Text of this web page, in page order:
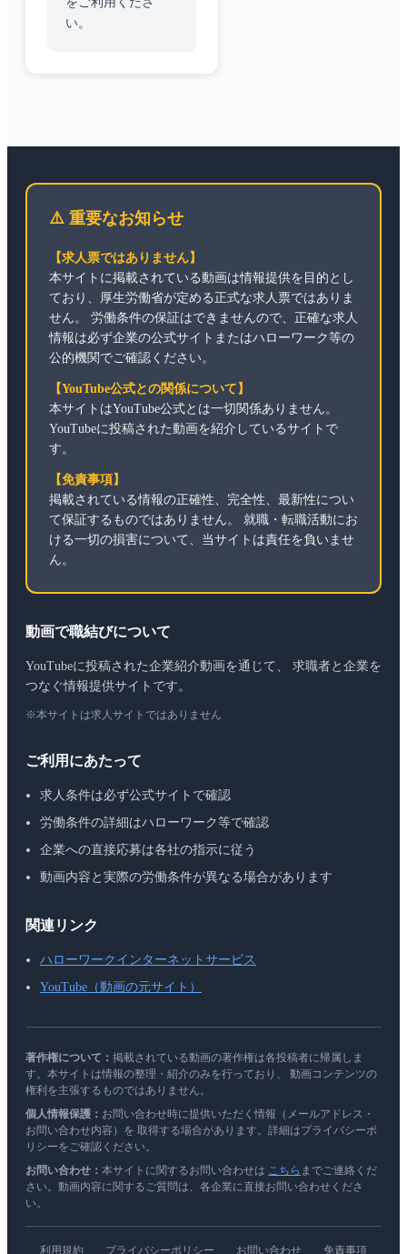
い。
⚠️ 重要なお知らせ
【求人票ではありません】
本サイトに掲載されている動画は情報提供を目的とし
ており、厚生労働省が定める正式な求人票ではありま
せん。 労働条件の保証はできませんので、正確な求人
情報は必ず企業の公式サイトまたはハローワーク等の
公的機関でご確認ください。
【YouTube公式との関係について】
本サイトはYouTube公式とは一切関係ありません。
YouTubeに投稿された動画を紹介しているサイトで
す。
【免責事項】
掲載されている情報の正確性、完全性、最新性につい
て保証するものではありません。 就職・転職活動にお
ける一切の損害について、当サイトは責任を負いませ
ん。
動画で職結びについて
YouTubeに投稿された企業紹介動画を通じて、 求職者と企業を
つなぐ情報提供サイトです。
※本サイトは求人サイトではありません
ご利用にあたって
求人条件は必ず公式サイトで確認
労働条件の詳細はハローワーク等で確認
企業への直接応募は各社の指示に従う
動画内容と実際の労働条件が異なる場合があります
関連リンク
ハローワークインターネットサービス
YouTube（動画の元サイト）
著作権について： 掲載されている動画の著作権は各投稿者に帰属しま
す。本サイトは情報の整理・紹介のみを行っており、 動画コンテンツの
権利を主張するものではありません。
個人情報保護： お問い合わせ時に提供いただく情報（メールアドレス・
お問い合わせ内容）を 取得する場合があります。詳細はプライバシーポ
リシーをご確認ください。
お問い合わせ： 本サイトに関するお問い合わせは こちら までご連絡くだ
さい。動画内容に関するご質問は、各企業に直接お問い合わせくださ
い。
利用規約 プライバシーポリシー お問い合わせ 免責事項